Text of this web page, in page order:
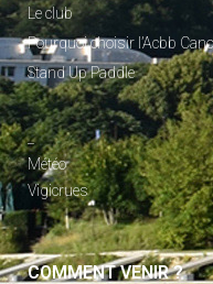
Le club
Pourquoi choisir l’Acbb
Stand Up Paddle
_
Météo
Vigicrues
COMMENT VENIR ?